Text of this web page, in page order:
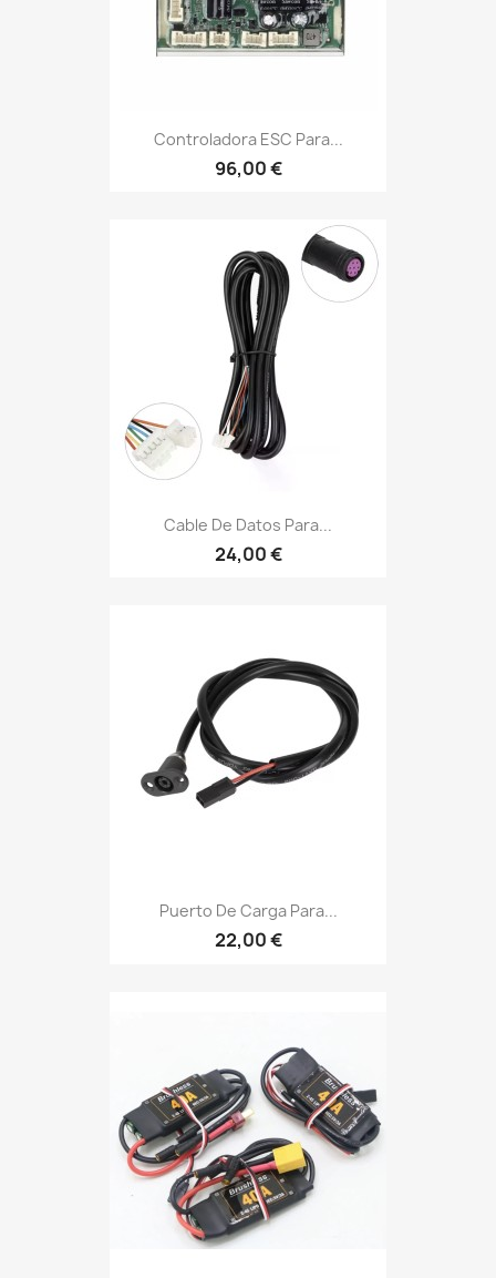
Controladora ESC Para...
96,00 €
Cable De Datos Para...
24,00 €
Puerto De Carga Para...
22,00 €